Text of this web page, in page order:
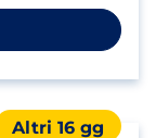
Altri 16 gg